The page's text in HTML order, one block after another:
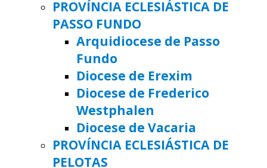
PROVÍNCIA ECLESIÁSTICA DE
PASSO FUNDO
Arquidiocese de Passo
Fundo
Diocese de Erexim
Diocese de Frederico
Westphalen
Diocese de Vacaria
PROVÍNCIA ECLESIÁSTICA DE
PELOTAS